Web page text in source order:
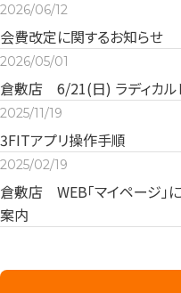
2026/06/12
会費改定に関するお知らせ
2026/05/01
倉敷店 6/21(日) ラディカル
2025/11/19
3FITアプリ操作手順
2025/02/19
倉敷店 WEB「マイページ」
案内